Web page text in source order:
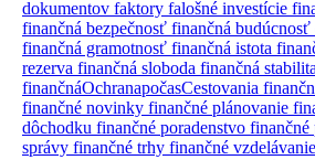
dokumentov faktory falošné investície
finančná bezpečnosť finančná budúcnosť
finančná gramotnosť finančná istota
rezerva finančná sloboda finančná stabilita
finančnáOchranapočasCestovania
finančné novinky finančné plánovanie
dôchodku finančné poradenstvo finančné
správy finančné trhy finančné vzdelávanie